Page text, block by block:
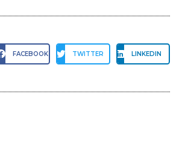
FACEBOOK TWITTER LINKEDIN